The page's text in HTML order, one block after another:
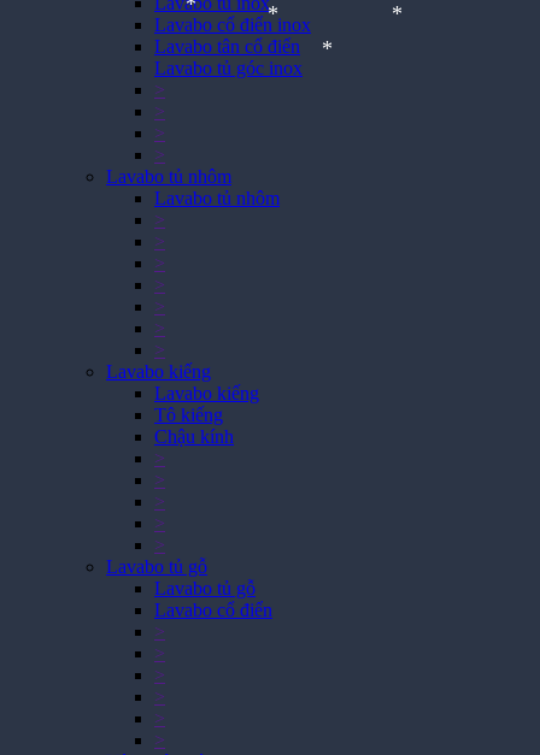
* *
*
Lavabo cổ điển inox
Lavabo tân cổ điển
Lavabo tủ góc inox
>
>
>
>
Lavabo tủ nhôm
Lavabo tủ nhôm
>
>
>
>
>
>
>
Lavabo kiếng
Lavabo kiếng
Tô kiếng
Chậu kính
>
>
>
>
>
Lavabo tủ gỗ
Lavabo tủ gỗ
Lavabo cổ điển
>
>
>
>
>
>